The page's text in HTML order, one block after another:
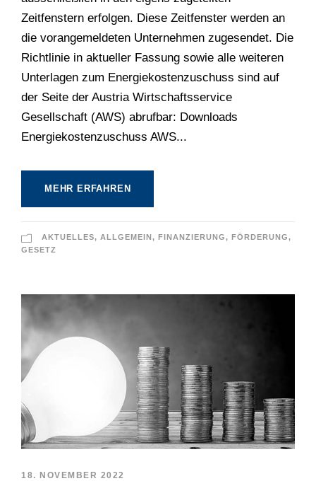
Zeitfenstern erfolgen. Diese Zeitfenster werden an
die vorangemeldeten Unternehmen zugesendet. Die
Richtlinie in aktueller Fassung sowie alle weiteren
Unterlagen zum Energiekostenzuschuss sind auf
der Seite der Austria Wirtschaftsservice
Gesellschaft (AWS) abrufbar: Downloads
Energiekostenzuschuss AWS...
MEHR ERFAHREN
AKTUELLES, ALLGEMEIN , FINANZIERUNG, FÖRDERUNG,
GESETZ
18. NOVEMBER 2022